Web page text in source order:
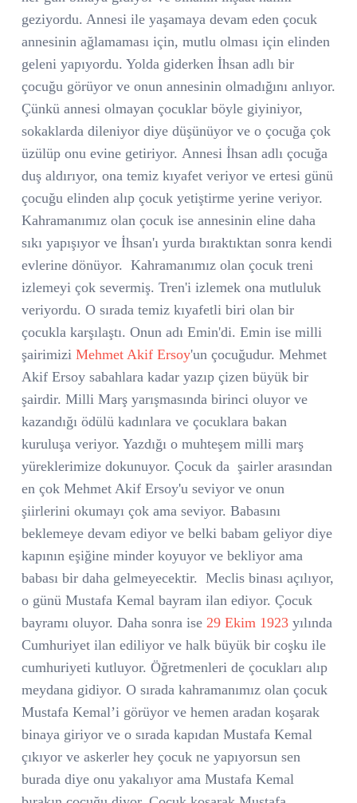
geziyordu. Annesi ile yaşamaya devam eden çocuk
annesinin ağlamaması için, mutlu olması için elinden
geleni yapıyordu. Yolda giderken İhsan adlı bir
çocuğu görüyor ve onun annesinin olmadığını anlıyor.
Çünkü annesi olmayan çocuklar böyle giyiniyor,
sokaklarda dileniyor diye düşünüyor ve o çocuğa çok
üzülüp onu evine getiriyor. Annesi İhsan adlı çocuğa
duş aldırıyor, ona temiz kıyafet veriyor ve ertesi günü
çocuğu elinden alıp çocuk yetiştirme yerine veriyor.
Kahramanımız olan çocuk ise annesinin eline daha
sıkı yapışıyor ve İhsan'ı yurda bıraktıktan sonra kendi
evlerine dönüyor. Kahramanımız olan çocuk treni
izlemeyi çok severmiş. Tren'i izlemek ona mutluluk
veriyordu. O sırada temiz kıyafetli biri olan bir
çocukla karşılaştı. Onun adı Emin'di. Emin ise milli
şairimizi Mehmet Akif Ersoy'un çocuğudur. Mehmet
Akif Ersoy sabahlara kadar yazıp çizen büyük bir
şairdir. Milli Marş yarışmasında birinci oluyor ve
kazandığı ödülü kadınlara ve çocuklara bakan
kuruluşa veriyor. Yazdığı o muhteşem milli marş
yüreklerimize dokunuyor. Çocuk da şairler arasından
en çok Mehmet Akif Ersoy'u seviyor ve onun
şiirlerini okumayı çok ama seviyor. Babasını
beklemeye devam ediyor ve belki babam geliyor diye
kapının eşiğine minder koyuyor ve bekliyor ama
babası bir daha gelmeyecektir. Meclis binası açılıyor,
o günü Mustafa Kemal bayram ilan ediyor. Çocuk
bayramı oluyor. Daha sonra ise 29 Ekim 1923 yılında
Cumhuriyet ilan ediliyor ve halk büyük bir coşku ile
cumhuriyeti kutluyor. Öğretmenleri de çocukları alıp
meydana gidiyor. O sırada kahramanımız olan çocuk
Mustafa Kemal’i görüyor ve hemen aradan koşarak
binaya giriyor ve o sırada kapıdan Mustafa Kemal
çıkıyor ve askerler hey çocuk ne yapıyorsun sen
burada diye onu yakalıyor ama Mustafa Kemal